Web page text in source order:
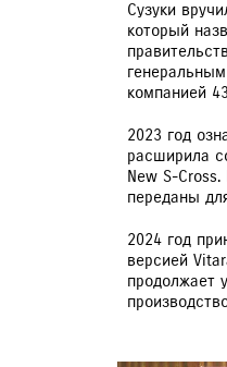
Сузуки
который
компанией
2023 год
расширила
New S-
переданы
2024 год
версией
продолжает